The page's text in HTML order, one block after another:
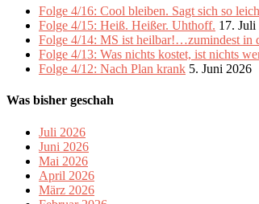
Folge 4/16: Cool bleiben. Sagt sich so
Folge 4/15: Heiß. Heißer. Uhthoff. 17. Juli
Folge 4/14: MS ist heilbar!…zumindest in
Folge 4/13: Was nichts kostet, ist nichts
Folge 4/12: Nach Plan krank 5. Juni 2026
Was bisher geschah
Juli 2026
Juni 2026
Mai 2026
April 2026
März 2026